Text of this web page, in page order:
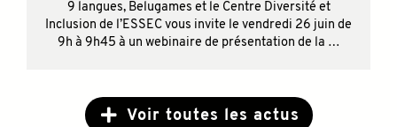
9 langues, Belugames et le Centre Diversité et
Inclusion de l’ESSEC vous invite le vendredi 26 juin de
9h à 9h45 à un webinaire de présentation de la …
Voir toutes les actus